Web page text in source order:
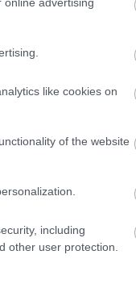
like cookies on
of the website
including
other user protection.